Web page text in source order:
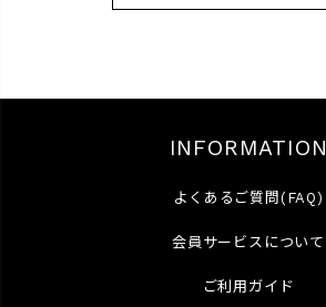
INFORMATION
よくあるご質問(FAQ)
会員サービスについて
ご利用ガイド